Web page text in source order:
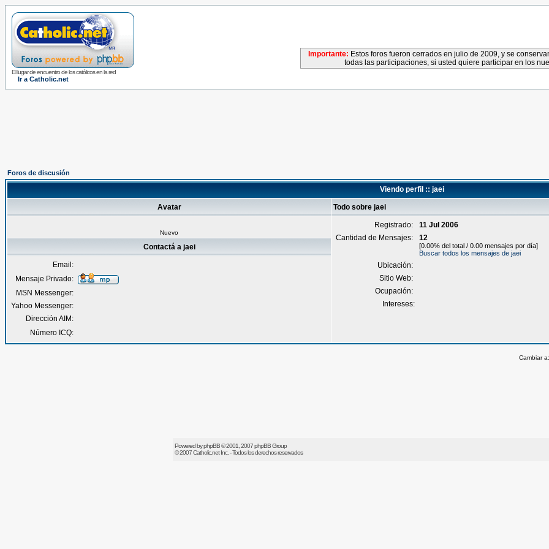
El lugar de encuentro de los católicos en la red
Ir a Catholic.net
Importante: Estos foros fueron cerrados en julio de 2009, y se
todas las participaciones, si usted quiere participar en los
Foros de discusión
Viendo perfil :: jaei
Avatar Todo sobre jaei
Nuevo
Registrado:
11 Jul 2006
Cantidad de Mensajes:
12
[0.00% del total / 0.00 mensajes por día]
Buscar todos los mensajes de jaei
Ubicación:
Sitio Web:
Ocupación:
Intereses:
Contactá a jaei
Email:
Mensaje Privado:
MSN Messenger:
Yahoo Messenger:
Dirección AIM:
Número ICQ:
Cambiar
Powered byphpBB© 2001, 2007 phpBB Group
© 2007Catholic.netInc. - Todos los derechos reservados